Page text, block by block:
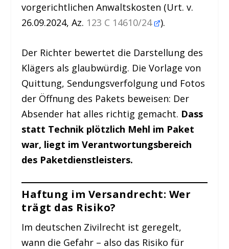
vorgerichtlichen Anwaltskosten (Urt. v.
26.09.2024, Az. 123 C 14610/24 ).
Der Richter bewertet die Darstellung des
Klägers als glaubwürdig. Die Vorlage von
Quittung, Sendungsverfolgung und Fotos
der Öffnung des Pakets beweisen: Der
Absender hat alles richtig gemacht. Dass
statt Technik plötzlich Mehl im Paket
war, liegt im Verantwortungsbereich
des Paketdienstleisters.
Haftung im Versandrecht: Wer
trägt das Risiko?
Im deutschen Zivilrecht ist geregelt,
wann die Gefahr – also das Risiko für